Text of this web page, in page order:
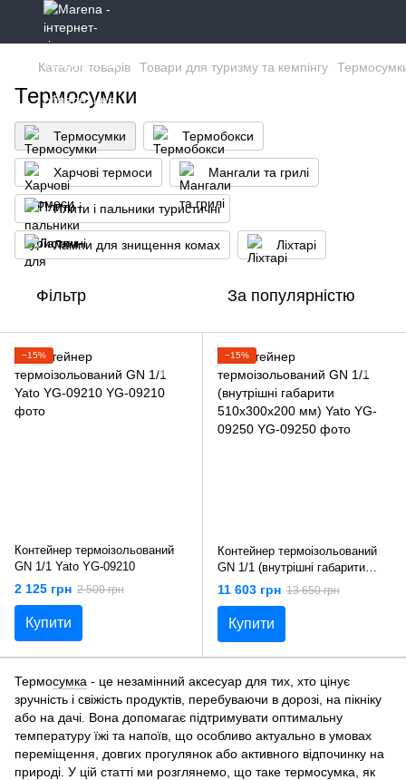
Каталог товарів Товари для туризму та кемпінгу
Термосумки
Термосумки Термобокси
Харчові термоси Мангали та грилі
Плити і пальники туристичні
Лампи для знищення комах Ліхтарі
Фільтр За популярністю
−15%
Контейнер термоізольований
GN 1/1 Yato YG-09210
2 125 грн 2 500 грн
Купити
−15%
Контейнер термоізольований
GN 1/1 (внутрішні габарити
510х300х200 мм) Yato YG-
11 603 грн 13 650 грн
Купити
Термосумка - це незамінний аксесуар для тих, хто цінує
зручність і свіжість продуктів, перебуваючи в дорозі, на пікніку
або на дачі. Вона допомагає підтримувати оптимальну
температуру їжі та напоїв, що особливо актуально в умовах
переміщення, довгих прогулянок або активного відпочинку на
природі. У цій статті ми розглянемо, що таке термосумка, як